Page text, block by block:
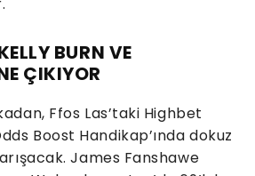
BURN VE
ÇIKIYOR
Ffos Las’taki Highbet
Boost Handikap’ında dokuz
James Fanshawe